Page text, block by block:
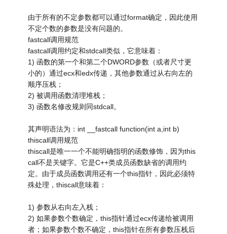
由于所有的不定参数都可以通过format确定，因此使用
不定个数的参数是没有问题的。
fastcall调用规范
fastcall调用约定和stdcall类似，它意味着：
1) 函数的第一个和第二个DWORD参数（或者尺寸更
小的）通过ecx和edx传递，其他参数通过从右向左的
顺序压栈；
2) 被调用函数清理堆栈；
3) 函数名修改规则同stdcall。
其声明语法为：int __fastcall function(int a,int b)
thiscall调用规范
thiscall是唯一一个不能明确指明的函数修饰，因为this
call不是关键字。它是C++类成员函数缺省的调用约
定。由于成员函数调用还有一个this指针，因此必须特
殊处理，thiscall意味着：
1) 参数从右向左入栈；
2) 如果参数个数确定，this指针通过ecx传递给被调用
者；如果参数个数不确定，this指针在所有参数压栈后